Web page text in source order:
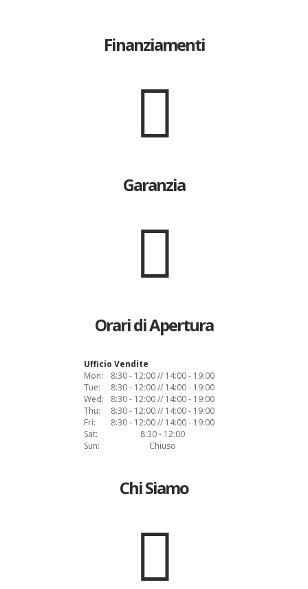
Finanziamenti
Garanzia
Orari di Apertura
Ufficio Vendite
Mon:
8:30 - 12:00 // 14:00 - 19:00
Tue:
8:30 - 12:00 // 14:00 - 19:00
Wed:
8:30 - 12:00 // 14:00 - 19:00
Thu:
8:30 - 12:00 // 14:00 - 19:00
Fri:
8:30 - 12:00 // 14:00 - 19:00
Sat:
8:30 - 12:00
Sun:
Chiuso
Chi Siamo